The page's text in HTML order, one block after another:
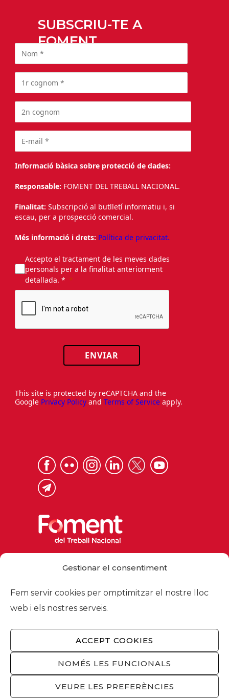
Gestionar el consentiment
Fem servir cookies per omptimitzar el nostre lloc
web i els nostres serveis.
ACCEPT COOKIES
NOMÉS LES FUNCIONALS
VEURE LES PREFERÈNCIES
SUBSCRIU-TE A
FOMENT
Informació bàsica sobre protecció de dades:
Responsable: FOMENT DEL TREBALL NACIONAL.
Finalitat: Subscripció al butlletí informatiu i, si
escau, per a prospecció comercial.
Més informació i drets: Política de privacitat.
Accepto el tractament de les meves dades
personals per a la finalitat anteriorment
detallada. *
ENVIAR
This site is protected by reCAPTCHA and the
Google Privacy Policy and Terms of Service apply.
foment@foment.com
© 2026 - Foment del Treball Nacional
Nosaltres
privacitat/ Política cookies/Privacitat